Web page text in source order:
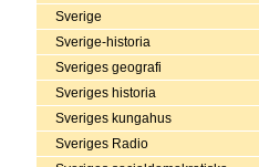
Sverige
Sverige-historia
Sveriges geografi
Sveriges historia
Sveriges kungahus
Sveriges Radio